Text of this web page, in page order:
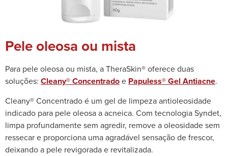
Pele oleosa ou mista
Para pele oleosa ou mista, a TheraSkin® oferece duas
soluções: Cleany® Concentradoe Papuless® Gel Antiacne.
Cleany® Concentrado é um gel de limpeza antioleosidade
indicado para pele oleosa a acneica. Com tecnologia Syndet,
limpa profundamente sem agredir, remove a oleosidade sem
ressecar e proporciona uma agradável sensação de frescor,
deixando a pele revigorada e revitalizada.